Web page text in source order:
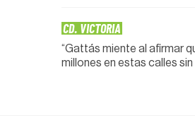
CD. VICTORIA
“Gattás miente al afirmar
millones en estas calles sin